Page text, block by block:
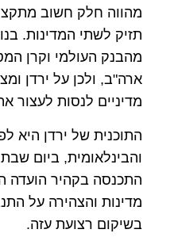
מהווה חלק חשוב
תזיק לשתי המדינות.
מהבנק העולמי וקרן
ארה"ב, ולכן על ירדן
מדיניים לנסות לעצור
התוכנית של ירדן היא
התכנסה בקהיר הועדה
מדינות והצהירה על
בשיקום רצועת עזה.